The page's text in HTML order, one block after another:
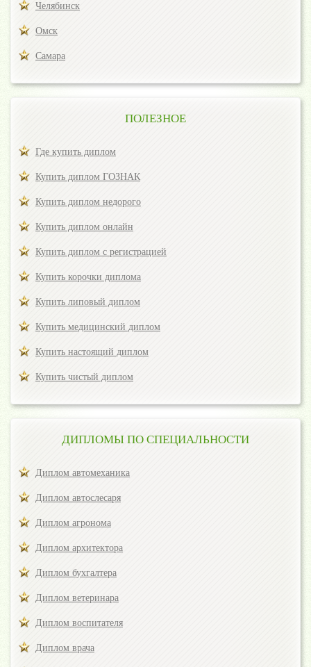
Челябинск
Омск
Самара
ПОЛЕЗНОЕ
Где купить диплом
Купить диплом ГОЗНАК
Купить диплом недорого
Купить диплом онлайн
Купить диплом с регистрацией
Купить корочки диплома
Купить липовый диплом
Купить медицинский диплом
Купить настоящий диплом
Купить чистый диплом
ДИПЛОМЫ ПО СПЕЦИАЛЬНОСТИ
Диплом автомеханика
Диплом автослесаря
Диплом агронома
Диплом архитектора
Диплом бухгалтера
Диплом ветеринара
Диплом воспитателя
Диплом врача